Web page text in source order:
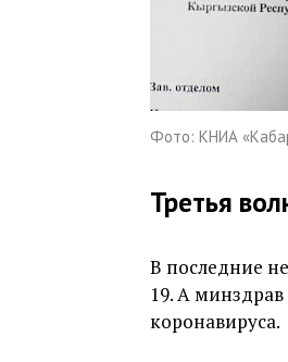
Фото: КНИА
Третья
В последние
19. А
коронавируса.